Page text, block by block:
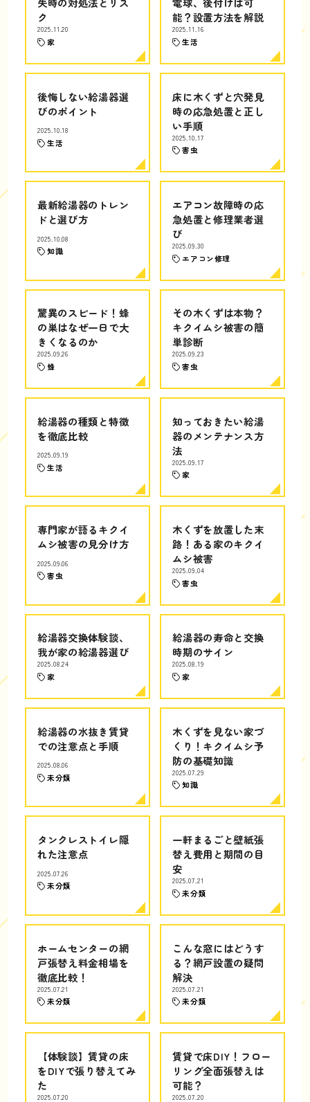
ク
2025.11.20
家
能？設置方法を解説
2025.11.16
生活
後悔しない給湯器選
びのポイント
2025.10.18
生活
床に木くずと穴発見
時の応急処置と正し
い手順
2025.10.17
害虫
最新給湯器のトレン
ドと選び方
2025.10.08
知識
エアコン故障時の応
急処置と修理業者選
び
2025.09.30
エアコン修理
驚異のスピード！蜂
の巣はなぜ一日で大
きくなるのか
2025.09.26
蜂
その木くずは本物？
キクイムシ被害の簡
単診断
2025.09.23
害虫
給湯器の種類と特徴
を徹底比較
2025.09.19
生活
知っておきたい給湯
器のメンテナンス方
法
2025.09.17
家
専門家が語るキクイ
ムシ被害の見分け方
2025.09.06
害虫
木くずを放置した末
路！ある家のキクイ
ムシ被害
2025.09.04
害虫
給湯器交換体験談、
我が家の給湯器選び
2025.08.24
家
給湯器の寿命と交換
時期のサイン
2025.08.19
家
給湯器の水抜き賃貸
での注意点と手順
2025.08.06
未分類
木くずを見ない家づ
くり！キクイムシ予
防の基礎知識
2025.07.29
知識
タンクレストイレ隠
れた注意点
2025.07.26
未分類
一軒まるごと壁紙張
替え費用と期間の目
安
2025.07.21
未分類
ホームセンターの網
戸張替え料金相場を
徹底比較！
2025.07.21
未分類
こんな窓にはどうす
る？網戸設置の疑問
解決
2025.07.21
未分類
【体験談】賃貸の床
をDIYで張り替えてみ
た
2025.07.20
賃貸で床DIY！フロー
リング全面張替えは
可能？
2025.07.20